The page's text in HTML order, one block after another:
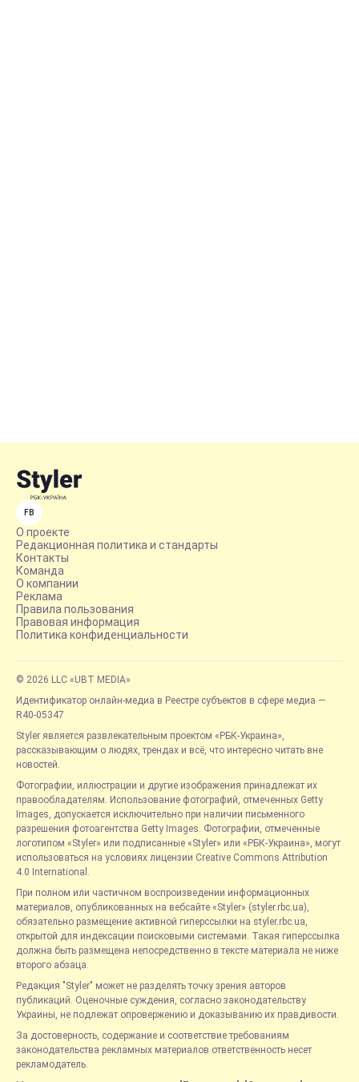
FB
О проекте
Редакционная политика и стандарты
Контакты
Команда
О компании
Реклама
Правила пользования
Правовая информация
Политика конфиденциальности
© 2026 LLC «UBT MEDIA»
Идентификатор онлайн-медиа в Реестре субъектов в сфере медиа —
R40-05347
Styler является развлекательным проектом «РБК-Украина»,
рассказывающим о людях, трендах и всё, что интересно читать вне
новостей.
Фотографии, иллюстрации и другие изображения принадлежат их
правообладателям. Использование фотографий, отмеченных Getty
Images, допускается исключительно при наличии письменного
разрешения фотоагентства Getty Images. Фотографии, отмеченные
логотипом «Styler» или подписанные «Styler» или «РБК-Украина», могут
использоваться на условиях лицензии Creative Commons Attribution
4.0 International.
При полном или частичном воспроизведении информационных
материалов, опубликованных на вебсайте «Styler» (styler.rbc.ua),
обязательно размещение активной гиперссылки на styler.rbc.ua,
открытой для индексации поисковыми системами. Такая гиперссылка
должна быть размещена непосредственно в тексте материала не ниже
второго абзаца.
Редакция "Styler" может не разделять точку зрения авторов
публикаций. Оценочные суждения, согласно законодательству
Украины, не подлежат опровержению и доказыванию их правдивости.
За достоверность, содержание и соответствие требованиям
законодательства рекламных материалов ответственность несет
рекламодатель.